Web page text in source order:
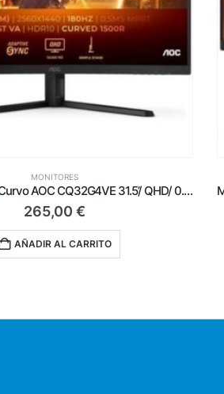
MONITORES
Monitor Gaming Curvo AOC CQ32G4VE 31.5’/ QHD/ 0.5ms/ 180Hz/ VA/ Negro
265,00 €
AÑADIR AL CARRITO